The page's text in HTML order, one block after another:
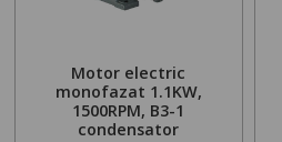
Motor electric
monofazat 1.1KW,
1500RPM, B3-1
condensator